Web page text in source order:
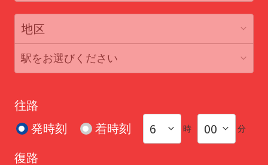
駅をお選びください
往路
発時刻
着時刻 時 分
復路